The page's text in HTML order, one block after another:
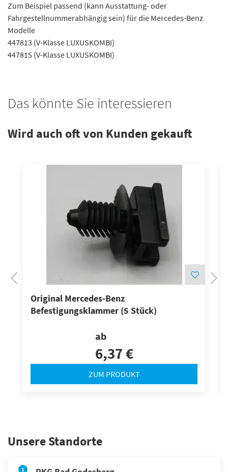
Zum Beispiel passend (kann Ausstattung- oder
Fahrgestellnummerabhängig sein) für die Mercedes-Benz
Modelle
447813 (V-Klasse LUXUSKOMBI)
447815 (V-Klasse LUXUSKOMBI)
Das könnte Sie interessieren
Wird auch oft von Kunden gekauft
Original Mercedes-Benz
Befestigungsklammer (5 Stück)
ab
6,37 €
ZUM PRODUKT
Unsere Standorte
1